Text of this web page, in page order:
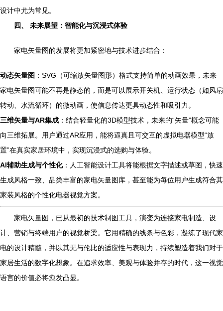
设计中尤为常见。
四、 未来展望：智能化与沉浸式体验
家电矢量图的发展将更加紧密地与技术进步结合：
动态矢量图 ：SVG（可缩放矢量图形）格式支持简单的动画效果，未来
家电矢量图可能不再是静态的，而是可以展示开关机、运行状态（如风扇
转动、水流循环）的微动画，使信息传达更具动态性和吸引力。
三维矢量与AR集成 ：结合轻量化的3D模型技术，未来的“矢量”概念可能
向三维拓展。用户通过AR应用，能将逼真且可交互的虚拟电器模型“放
置”在真实家居环境中，实现沉浸式的选购与体验。
AI辅助生成与个性化：人工智能设计工具将能根据文字描述或草图，快速
生成风格一致、品类丰富的家电矢量图库，甚至能为每位用户生成符合其
家装风格的个性化电器视觉方案。
家电矢量图，已从最初的技术制图工具，演变为连接家电制造、设
计、营销与终端用户的视觉桥梁。它用精确的线条与色彩，凝练了现代家
电的设计精髓，并以其无与伦比的适应性与表现力，持续塑造着我们对于
家居生活的数字化想象。在追求效率、美观与体验并存的时代，这一视觉
语言的价值必将愈发凸显。